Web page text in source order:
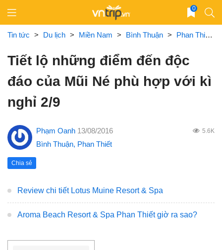
content
0
Tin tức > Du lịch > Miền Nam > Bình Thuận > Phan Thiết
Tiết lộ những điểm đến độc
đáo của Mũi Né phù hợp với kì
nghỉ 2/9
Phạm Oanh 13/08/2016 5.6K
Bình Thuận, Phan Thiết
Chia sẻ
Review chi tiết Lotus Muine Resort & Spa
Aroma Beach Resort & Spa Phan Thiết giờ ra sao?